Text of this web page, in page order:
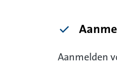
Aanmelden